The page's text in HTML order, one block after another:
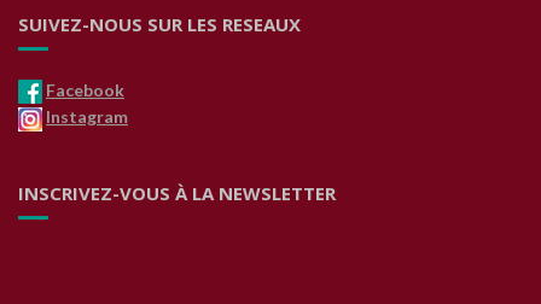
SUIVEZ-NOUS SUR LES RESEAUX
Facebook
Instagram
INSCRIVEZ-VOUS À LA NEWSLETTER